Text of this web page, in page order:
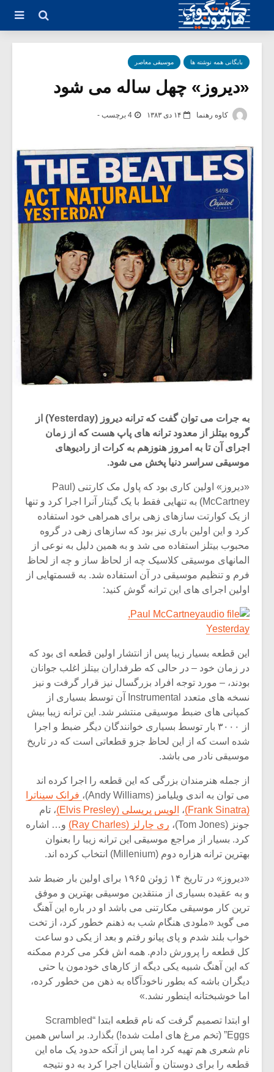
بایگانی همه نوشته ها موسیقی معاصر
«دیروز» چهل ساله می شود
کاوه رهنما ۱۴ دی ۱۳۸۳ 4 برچسب -
به جرات می توان گفت که ترانه دیروز (Yesterday) از
گروه بیتلز از معدود ترانه های پاپ هست که از زمان
اجرای آن تا به امروز هنوزهم به کرات از رادیوهای
موسیقی سراسر دنیا پخش می شود.
«دیروز» اولین کاری بود که پاول مک کارتنی (Paul
McCartney) به تنهایی فقط با یک گیتار آنرا اجرا کرد و تنها
از یک کوارتت سازهای زهی برای همراهی خود استفاده
کرد و این اولین باری نیز بود که سازهای زهی در گروه
محبوب بیتلز استفاده می شد و به همین دلیل به نوعی از
المانهای موسیقی کلاسیک چه از لحاظ ساز و چه از لحاظ
فرم و تنظیم موسیقی در آن استفاده شد. به قسمتهایی از
اولین اجرای های این ترانه گوش کنید:
Paul McCartney,
Yesterday
این قطعه بسیار زیبا پس از انتشار اولین قطعه ای بود که
در زمان خود – در حالی که طرفداران بیتلز اغلب جوانان
بودند، – مورد توجه افراد بزرگسال نیز قرار گرفت و نیز
نسخه های متعدد Instrumental آن توسط بسیاری از
کمپانی های ضبط موسیقی منتشر شد. این ترانه زیبا بیش
از ۳۰۰۰ بار توسط بسیاری خوانندگان دیگر ضبط و اجرا
شده است که از این لحاظ جزو قطعاتی است که در تاریخ
موسیقی نادر می باشد.
از جمله هنرمندان بزرگی که این قطعه را اجرا کرده اند
می توان به اندی ویلیامز (Andy Williams)،
فرانک سیناترا
(Frank Sinatra)
، الویس پریسلی (Elvis Presley)
، تام
جونز (Tom Jones)،
ری چارلز (Ray Charles)
و… اشاره
کرد. بسیار از مراجع موسیقی این ترانه زیبا را بعنوان
بهترین ترانه هزاره دوم (Millenium) انتخاب کرده اند.
«دیروز» در تاریخ ۱۴ ژوئن ۱۹۶۵ برای اولین بار ضبط شد
و به عقیده بسیاری از منتقدین موسیقی بهترین و موفق
ترین کار موسیقی مکارتنی می باشد او در باره این آهنگ
می گوید «ملودی هنگام شب به ذهنم خطور کرد، از تخت
خواب بلند شدم و پای پیانو رفتم و بعد از یکی دو ساعت
کل قطعه را پرورش دادم. همه اش فکر می کردم ممکنه
که این آهنگ شبیه یکی دیگه از کارهای خودمون یا حتی
دیگران باشه که بطور ناخودآگاه به ذهن من خطور کرده،
اما خوشبختانه اینطور نشد.»
او ابتدا تصمیم گرفت که نام قطعه ابتدا “Scrambled
Eggs” (تخم مرغ های املت شده!) بگذارد. بر اساس همین
نام شعری هم تهیه کرد اما پس از آنکه حدود یک ماه این
قطعه را برای دوستان و آشنایان اجرا کرد به دو نتیجه
میکلوش روژا
یادداشتی بر موسیقی
متن فیلم «متری
شیش و نیم»
اگر نمی توانی
بدنام ترین باش
موریس ژار
دوره
موسیقی